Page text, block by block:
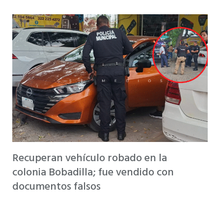
Recuperan vehículo robado en la
colonia Bobadilla; fue vendido con
documentos falsos